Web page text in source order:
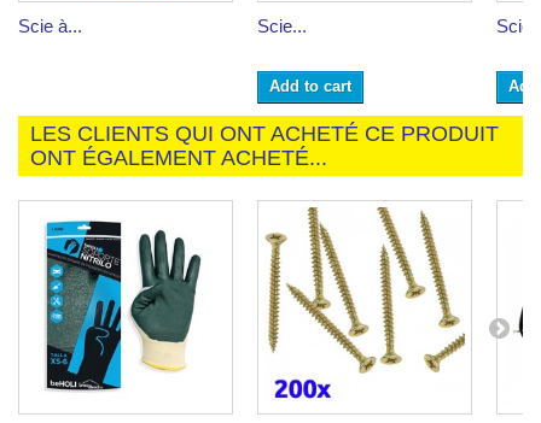
Scie à... Scie...
Add to cart
LES CLIENTS QUI ONT ACHETÉ CE PRODUIT
ONT ÉGALEMENT ACHETÉ...